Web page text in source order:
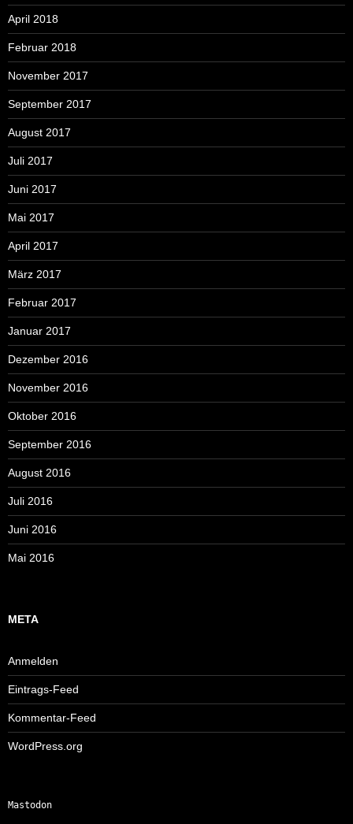
April 2018
Februar 2018
November 2017
September 2017
August 2017
Juli 2017
Juni 2017
Mai 2017
April 2017
März 2017
Februar 2017
Januar 2017
Dezember 2016
November 2016
Oktober 2016
September 2016
August 2016
Juli 2016
Juni 2016
Mai 2016
META
Anmelden
Eintrags-Feed
Kommentar-Feed
WordPress.org
Mastodon